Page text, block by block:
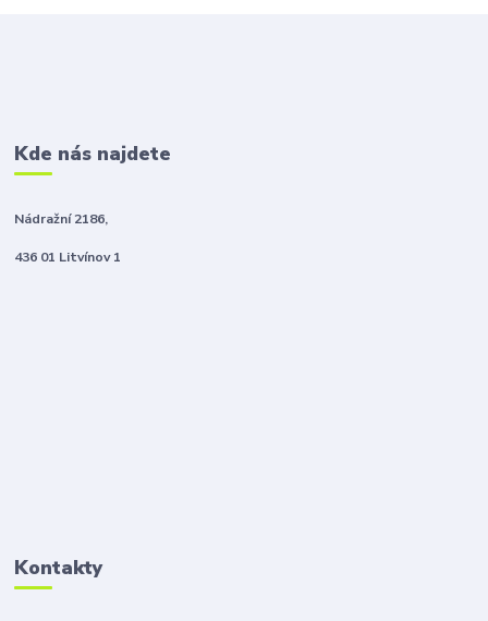
Kde nás najdete
Nádražní 2186,
436 01 Litvínov 1
Kontakty